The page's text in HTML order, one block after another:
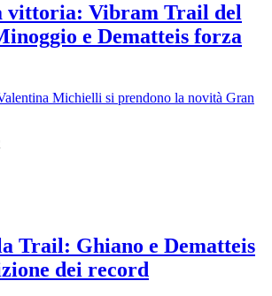
vittoria: Vibram Trail del
e Dematteis forza
Michielli si prendono la novità Gran
Trail: Ghiano e Dematteis
dei record